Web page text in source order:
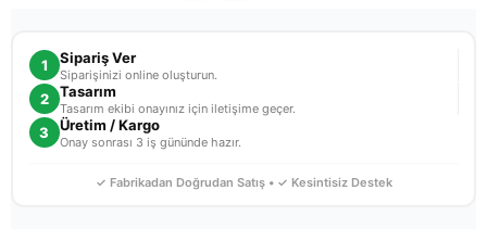
1 Sipariş Ver
Siparişinizi online oluşturun.
2 Tasarım
Tasarım ekibi onayınız için iletişime geçer.
3 Üretim / Kargo
Onay sonrası 3 iş gününde hazır.
✓ Fabrikadan Doğrudan Satış • ✓ Kesintisiz Destek